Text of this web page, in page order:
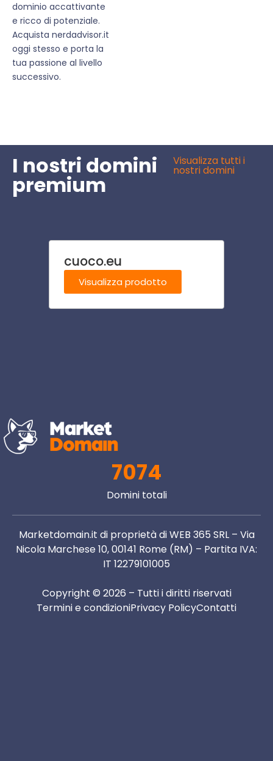
dominio accattivante
e ricco di potenziale.
Acquista nerdadvisor.it
oggi stesso e porta la
tua passione al livello
successivo.
I nostri domini
premium
Visualizza tutti i
nostri domini
cuoco.eu
Visualizza prodotto
7074
Domini totali
Marketdomain.it di proprietà di WEB 365 SRL – Via
Nicola Marchese 10, 00141 Rome (RM) – Partita IVA:
IT 12279101005
Copyright © 2026 – Tutti i diritti riservati
Termini e condizioniPrivacy PolicyContatti